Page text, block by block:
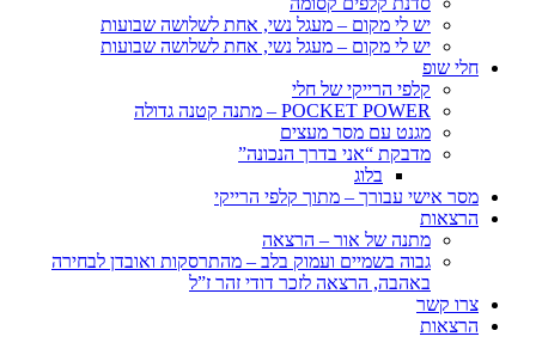
יש לי מקום – מעגל נשי, אחת לשלושה שבועות
יש לי מקום – מעגל נשי, אחת לשלושה שבועות
חלי שופ
קלפי הרייקי של חלי
POCKET POWER – מתנה קטנה גדולה
מגנט עם מסר מעצים
מדבקת “אני בדרך הנכונה”
בלוג
מסר אישי עבורך – מתוך קלפי הרייקי
הרצאות
מתנה של אור – הרצאה
גבוה בשמיים ועמוק בלב – מהתרסקות ואובדן לבחירה
באהבה, הרצאה לזכר דודי זהר ז”ל
צרו קשר
הרצאות